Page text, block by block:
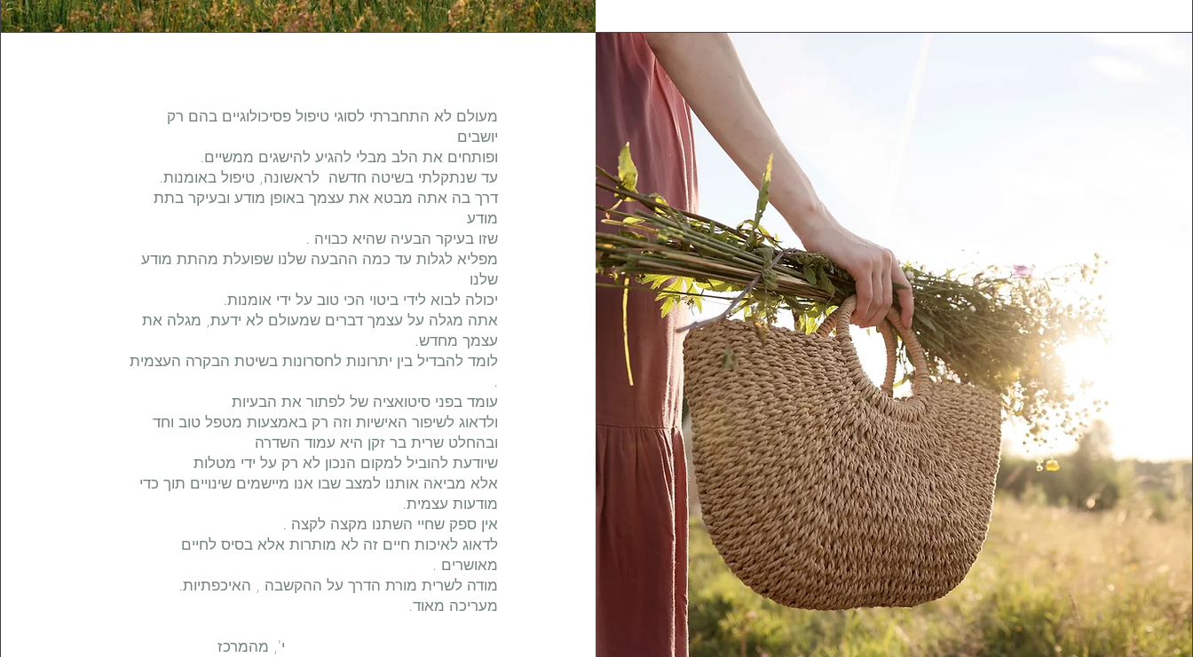
מעולם לא התחברתי לסוגי טיפול פסיכולוגיים בהם רק
יושבים
ופותחים את הלב מבלי להגיע להישגים ממשיים.
עד שנתקלתי בשיטה חדשה לראשונה, טיפול באומנות.
דרך בה אתה מבטא את עצמך באופן מודע ובעיקר בתת
מודע
שזו בעיקר הבעיה שהיא כבויה .
מפליא לגלות עד כמה ההבעה שלנו שפועלת מהתת מודע
שלנו
יכולה לבוא לידי ביטוי הכי טוב על ידי אומנות.
אתה מגלה על עצמך דברים שמעולם לא ידעת, מגלה את
עצמך מחדש.
לומד להבדיל בין יתרונות לחסרונות בשיטת הבקרה העצמית
.
עומד בפני סיטואציה של לפתור את הבעיות
ולדאוג לשיפור האישיות וזה רק באמצעות מטפל טוב וחד
ובהחלט שרית בר זקן היא עמוד השדרה
שיודעת להוביל למקום הנכון לא רק על ידי מטלות
אלא מביאה אותנו למצב שבו אנו מיישמים שינויים תוך כדי
מודעות עצמית.
אין ספק שחיי השתנו מקצה לקצה .
לדאוג לאיכות חיים זה לא מותרות אלא בסיס לחיים
מאושרים .
מודה לשרית מורת הדרך על ההקשבה , האיכפתיות.
מעריכה מאוד.
י', מהמרכז